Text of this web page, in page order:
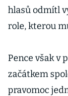
hlasů odmítl
role, kterou
Pence však v
začátkem
pravomoc